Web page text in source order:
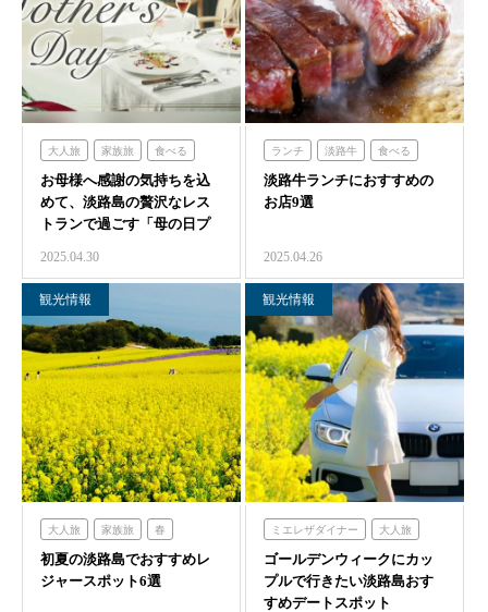
大人旅 家族旅 食べる
フレンチの森 青海波
海神人の食卓
お母様へ感謝の気持ちを込
めて、淡路島の贅沢なレス
トランで過ごす「母の日プ
2025.04.30
ランチ 淡路牛 食べる
オーシャンテラス 海の舎
青海波
淡路牛ランチにおすすめの
お店9選
2025.04.26
観光情報
大人旅 家族旅 春
食べる 体験する 禅坊靖寧
ミエレザガーデン
初夏の淡路島でおすすめレ
ジャースポット6選
観光情報
ミエレザダイナー 大人旅
春 青の舎
オーシャンテラス 青海波
ゴールデンウィークにカッ
プルで行きたい淡路島おす
すめデートスポット